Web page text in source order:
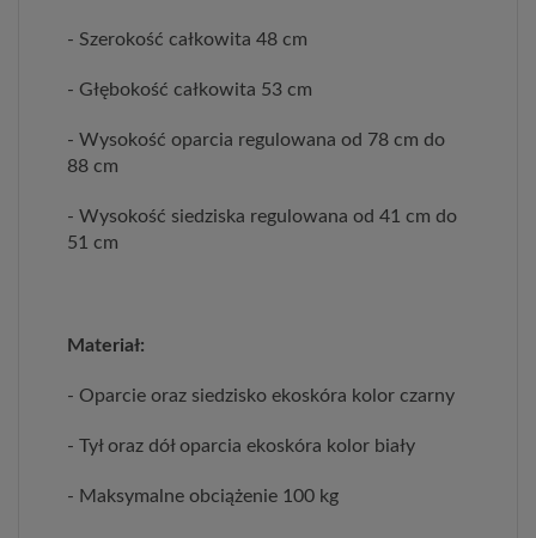
- Szerokość całkowita 48 cm
- Głębokość całkowita 53 cm
- Wysokość oparcia regulowana od 78 cm do
88 cm
- Wysokość siedziska regulowana od 41 cm do
51 cm
Materiał:
- Oparcie oraz siedzisko ekoskóra kolor czarny
- Tył oraz dół oparcia ekoskóra kolor biały
- Maksymalne obciążenie 100 kg